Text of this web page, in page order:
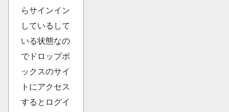
らサインイン
しているして
いる状態なの
でドロップボ
ックスのサイ
トにアクセス
するとログイ